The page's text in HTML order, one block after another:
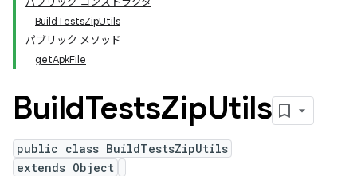
BuildTestsZipUtils
パブリック メソッド
getApkFile
BuildTestsZipUtils
public class BuildTestsZipUtils
extends Object